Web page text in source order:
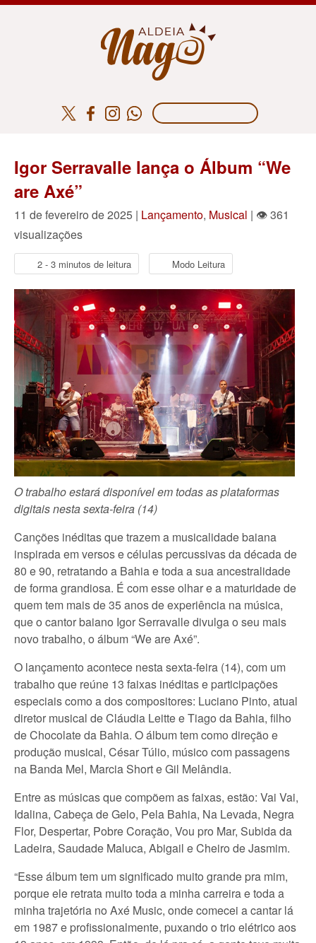
Igor Serravalle lança o Álbum “We
are Axé”
11 de fevereiro de 2025 | Lançamento, Musical | 👁 361
visualizações
2 - 3 minutos de leitura Modo Leitura
O trabalho estará disponível em todas as plataformas
digitais nesta sexta-feira (14)
Canções inéditas que trazem a musicalidade baiana
inspirada em versos e células percussivas da década de
80 e 90, retratando a Bahia e toda a sua ancestralidade
de forma grandiosa. É com esse olhar e a maturidade de
quem tem mais de 35 anos de experiência na música,
que o cantor baiano Igor Serravalle divulga o seu mais
novo trabalho, o álbum “We are Axé”.
O lançamento acontece nesta sexta-feira (14), com um
trabalho que reúne 13 faixas inéditas e participações
especiais como a dos compositores: Luciano Pinto, atual
diretor musical de Cláudia Leitte e Tiago da Bahia, filho
de Chocolate da Bahia. O álbum tem como direção e
produção musical, César Túlio, músico com passagens
na Banda Mel, Marcia Short e Gil Melândia.
Entre as músicas que compõem as faixas, estão: Vai Vai,
Idalina, Cabeça de Gelo, Pela Bahia, Na Levada, Negra
Flor, Despertar, Pobre Coração, Vou pro Mar, Subida da
Ladeira, Saudade Maluca, Abigail e Cheiro de Jasmim.
“Esse álbum tem um significado muito grande pra mim,
porque ele retrata muito toda a minha carreira e toda a
minha trajetória no Axé Music, onde comecei a cantar lá
em 1987 e profissionalmente, puxando o trio elétrico aos